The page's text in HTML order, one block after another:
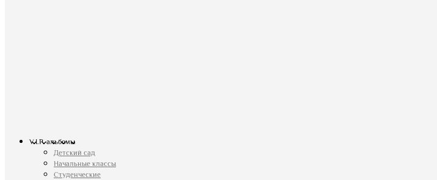
V.I.P. альбомы
Детский сад
Начальные классы
Студенческие